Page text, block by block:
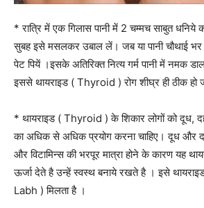
* रात्रि में एक गिलास पानी में 2 चम्मच साबुत धनिये
सुबह इसे मसलकर उबाल लें। जब या पानी चौथाई भर
पेट पियें ।इसके अतिरिक्त नित्य गर्म पानी में नमक
इससे थायराइड ( Thyroid ) रोग शीघ्र ही ठीक हो
* थायराइड ( Thyroid ) के शिकार लोगों को दूध,
का अधिक से अधिक प्रयोग करना चाहिए। दूध और
और विटामिन्स की भरपूर मात्रा होने के कारण यह
ऊर्जा देते है उन्हें स्वस्थ बनाये रखते है । इसे
Labh ) मिलता है ।